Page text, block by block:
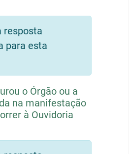
resposta
para esta
o Órgão ou a
na manifestação
à Ouvidoria